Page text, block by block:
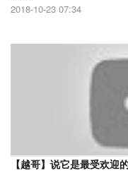
2018-10-23 07:34
【越哥】说它是最受欢迎